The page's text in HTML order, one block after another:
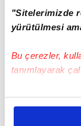
"Sitelerimizde
yürütülmesi
Bu çerezler,
tanımlayarak
Bu çerezlere
şuanda doğru
zaman diye
tek eksiği var
desteğine
Saba,